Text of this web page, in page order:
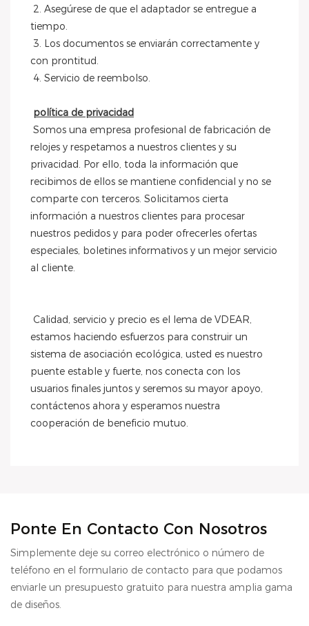
tiempo.
con prontitud.
4. Servicio de reembolso.
política de privacidad
relojes y respetamos a nuestros clientes y su
privacidad. Por ello, toda la información que
recibimos de ellos se mantiene confidencial y no se
comparte con terceros. Solicitamos cierta
información a nuestros clientes para procesar
nuestros pedidos y para poder ofrecerles ofertas
especiales, boletines informativos y un mejor servicio
al cliente.
estamos haciendo esfuerzos para construir un
sistema de asociación ecológica, usted es nuestro
puente estable y fuerte, nos conecta con los
usuarios finales juntos y seremos su mayor apoyo,
contáctenos ahora y esperamos nuestra
cooperación de beneficio mutuo.
Ponte En Contacto Con Nosotros
Simplemente deje su correo electrónico o número de
teléfono en el formulario de contacto para que podamos
enviarle un presupuesto gratuito para nuestra amplia gama
de diseños.